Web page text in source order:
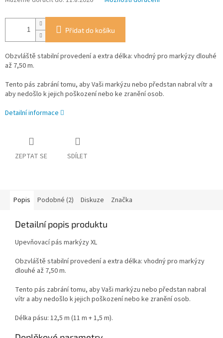
Přidat do košíku
Obzvláště stabilní provedení a extra délka: vhodný pro markýzy dlouhé
až 7,50 m.
Tento pás zabrání tomu, aby Vaši markýzu nebo předstan nabral vítr a
aby nedošlo k jejich poškození nebo ke zranění osob.
Detailní informace
ZEPTAT SE SDÍLET
Popis Podobné (2) Diskuze Značka
Detailní popis produktu
Upevňovací pás markýzy XL
Obzvláště stabilní provedení a extra délka: vhodný pro markýzy
dlouhé až 7,50 m.
Tento pás zabrání tomu, aby Vaši markýzu nebo předstan nabral
vítr a aby nedošlo k jejich poškození nebo ke zranění osob.
Délka pásu: 12,5 m (11 m + 1,5 m).